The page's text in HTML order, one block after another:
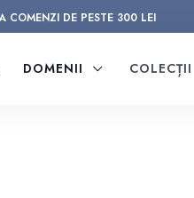
COMENZI DE PESTE 300 LEI
DOMENII COLECȚII